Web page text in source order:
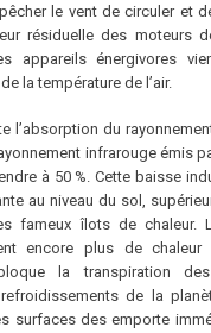
le vent de circuler et
résiduelle des moteurs
appareils énergivores
la température de l’air.
l’absorption du
infrarouge émis
à 50 %. Cette baisse
au niveau du sol,
fameux îlots de chaleur.
encore plus de chaleur
la transpiration
de la
surfaces des emporte